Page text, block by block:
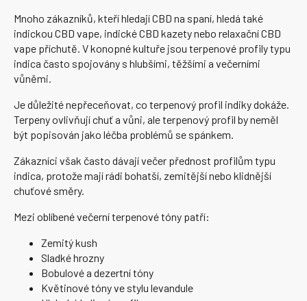
Mnoho zákazníků, kteří hledají CBD na spaní, hledá také
indickou CBD vape, indické CBD kazety nebo relaxační CBD
vape příchutě. V konopné kultuře jsou terpenové profily typu
indica často spojovány s hlubšími, těžšími a večerními
vůněmi.
Je důležité nepřeceňovat, co terpenový profil indiky dokáže.
Terpeny ovlivňují chuť a vůni, ale terpenový profil by neměl
být popisován jako léčba problémů se spánkem.
Zákazníci však často dávají večer přednost profilům typu
indica, protože mají rádi bohatší, zemitější nebo klidnější
chuťové směry.
Mezi oblíbené večerní terpenové tóny patří:
Zemitý kush
Sladké hrozny
Bobulové a dezertní tóny
Květinové tóny ve stylu levandule